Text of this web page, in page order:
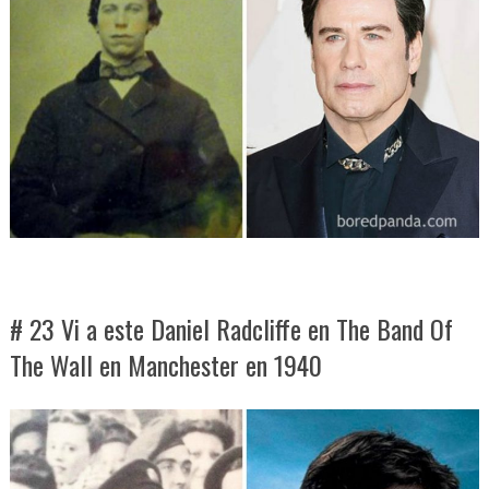
# 23 Vi a este Daniel Radcliffe en The Band Of
The Wall en Manchester en 1940